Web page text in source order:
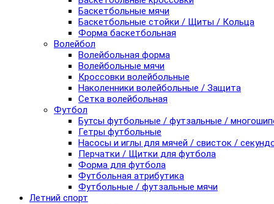
Баскетбольные мячи
Баскетбольные стойки / Щиты / Кольца
Форма баскетбольная
Волейбол
Волейбольная форма
Волейбольные мячи
Кроссовки волейбольные
Наколенники волейбольные / Защита
Сетка волейбольная
Футбол
Бутсы футбольные / футзальные /
Гетры футбольные
Насосы и иглы для мячей / свисток /
Перчатки / Щитки для футбола
Форма для футбола
Футбольная атрибутика
Футбольные / футзальные мячи
Летний спорт